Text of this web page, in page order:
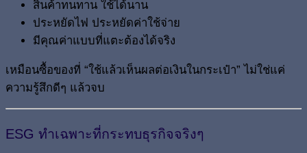
สินค้าทนทาน ใช้ได้นาน
ประหยัดไฟ ประหยัดค่าใช้จ่าย
มีคุณค่าแบบที่แตะต้องได้จริง
เหมือนซื้อของที่ “ใช้แล้วเห็นผลต่อเงินในกระเป๋า” ไม่ใช่แค่
ความรู้สึกดีๆ แล้วจบ
ESG ทำเฉพาะที่กระทบธุรกิจจริงๆ